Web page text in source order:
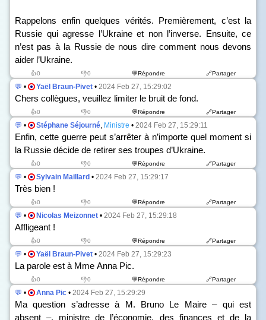
Rappelons enfin quelques vérités. Premièrement, c’est la
Russie qui agresse l’Ukraine et non l’inverse. Ensuite, ce
n’est pas à la Russie de nous dire comment nous devons
aider l’Ukraine.
👍0 👎0 💬Répondre 🔗Partager
💬 • Yaël Braun-Pivet • 2024 Feb 27, 15:29:02
Chers collègues, veuillez limiter le bruit de fond.
👍0 👎0 💬Répondre 🔗Partager
💬 • Stéphane Séjourné, Ministre • 2024 Feb 27, 15:29:11
Enfin, cette guerre peut s’arrêter à n’importe quel moment si
la Russie décide de retirer ses troupes d’Ukraine.
👍0 👎0 💬Répondre 🔗Partager
💬 • Sylvain Maillard • 2024 Feb 27, 15:29:17
Très bien !
👍0 👎0 💬Répondre 🔗Partager
💬 • Nicolas Meizonnet • 2024 Feb 27, 15:29:18
Affligeant !
👍0 👎0 💬Répondre 🔗Partager
💬 • Yaël Braun-Pivet • 2024 Feb 27, 15:29:23
La parole est à Mme Anna Pic.
👍0 👎0 💬Répondre 🔗Partager
💬 • Anna Pic • 2024 Feb 27, 15:29:29
Ma question s’adresse à M. Bruno Le Maire – qui est
absent –, ministre de l’économie, des finances et de la